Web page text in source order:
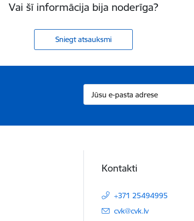
Vai šī informācija bija noderīga?
Sniegt atsauksmi
Kontakti
+371 25494995
E-pasts:
cvk@cvk.lv